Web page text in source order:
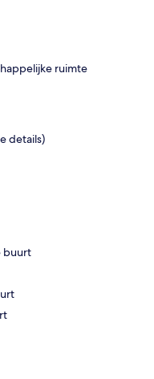
ruimte
details)
buurt